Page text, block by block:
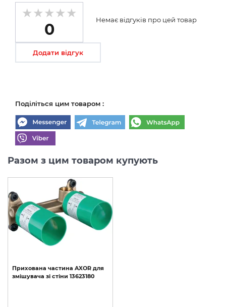
0
Немає відгуків про цей товар
Додати відгук
Поділіться цим товаром :
Разом з цим товаром купують
Прихована частина AXOR для
змішувача зі стіни 13623180